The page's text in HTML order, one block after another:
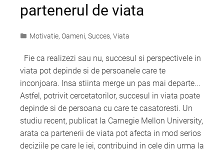
partenerul de viata
Motivatie, Oameni, Succes, Viata
Fie ca realizezi sau nu, succesul si perspectivele in
viata pot depinde si de persoanele care te
inconjoara. Insa stiinta merge un pas mai departe...
Astfel, potrivit cercetatorilor, succesul in viata poate
depinde si de persoana cu care te casatoresti. Un
studiu recent, publicat la Carnegie Mellon University,
arata ca partenerii de viata pot afecta in mod serios
deciziile pe care le iei, contribuind in cele din urma la